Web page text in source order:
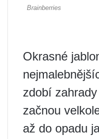
Okrasné
zdobí
začnou
až do opadu